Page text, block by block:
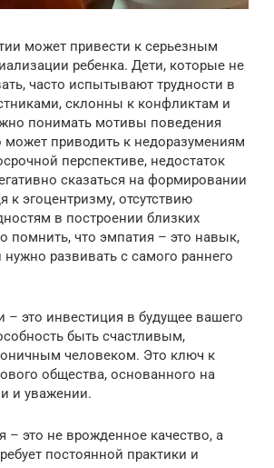
может привести к серьезным
ребенка. Дети, которые не
часто испытывают трудности в
склонны к конфликтам и
понимать мотивы поведения
может приводить к недоразумениям
перспективе, недостаток
сказаться на формировании
к эгоцентризму, отсутствию
в построении близких
помнить, что эмпатия – это навык,
развивать с самого раннего
– это инвестиция в будущее вашего
быть счастливым,
человеком. Это ключ к
общества, основанного на
и уважении.
– это не врожденное качество, а
постоянной практики и